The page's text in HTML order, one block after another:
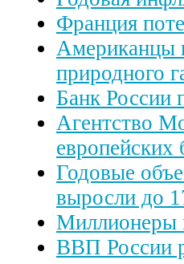
Франция
Американцы
природного
Банк России
Агентство
европейских
Годовые
выросли до
Миллионеры
ВВП России